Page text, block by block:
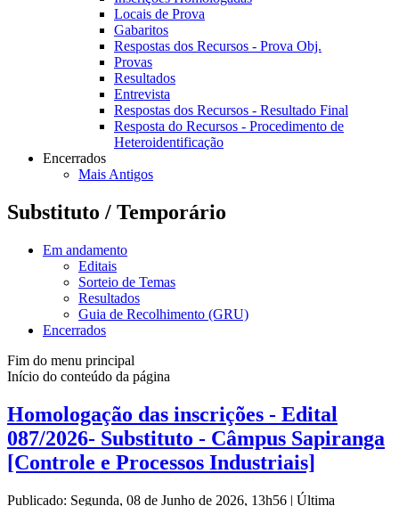
Locais de Prova
Gabaritos
Respostas dos Recursos - Prova Obj.
Provas
Resultados
Entrevista
Respostas dos Recursos - Resultado Final
Resposta do Recursos - Procedimento de
Heteroidentificação
Encerrados
Mais Antigos
Substituto / Temporário
Em andamento
Editais
Sorteio de Temas
Resultados
Guia de Recolhimento (GRU)
Encerrados
Fim do menu principal
Início do conteúdo da página
Homologação das inscrições - Edital
087/2026- Substituto - Câmpus Sapiranga
[Controle e Processos Industriais]
Publicado: Segunda, 08 de Junho de 2026, 13h56 | Última